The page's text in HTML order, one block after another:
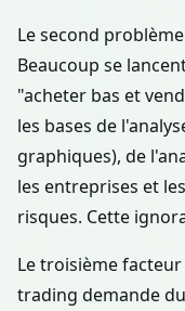
Le second
Beaucoup se
"acheter bas et
les bases de
graphiques), de
les entreprises et
risques. Cette
Le troisième
trading demande